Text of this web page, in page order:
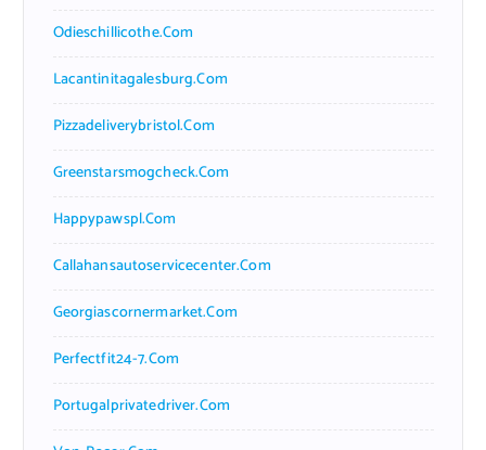
Odieschillicothe.com
Lacantinitagalesburg.com
Pizzadeliverybristol.com
Greenstarsmogcheck.com
Happypawspl.com
Callahansautoservicecenter.com
Georgiascornermarket.com
Perfectfit24-7.com
Portugalprivatedriver.com